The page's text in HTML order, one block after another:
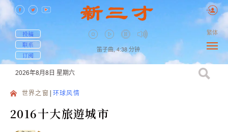
投稿
联系
订阅
笛子曲, 4:38 分钟
繁体
2026年8月8日 星期六
世界之窗 环球风情
2016十大旅遊城市